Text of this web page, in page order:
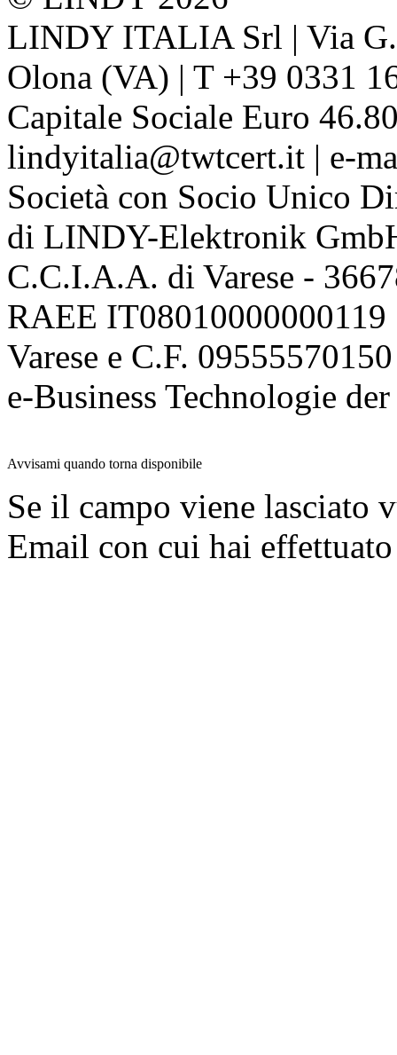
LINDY ITALIA Srl | Via
Olona (VA) | T +39 0331
Capitale Sociale Euro
lindyitalia@twtcert.it | e-
Società con Socio Unico
di LINDY-Elektronik
C.C.I.A.A. di Varese -
RAEE
Varese e C.F. 09555570150
e-Business Technologie
Avvisami quando torna disponibile
Se il campo viene lasciato
Email con cui hai